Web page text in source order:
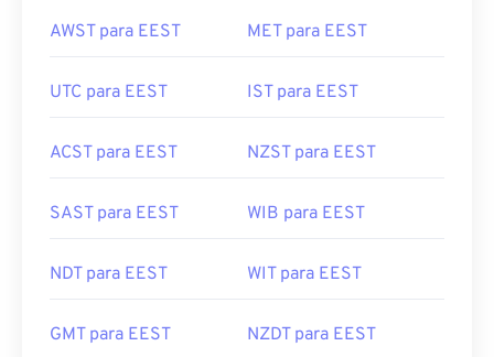
AWST para EEST MET para EEST
UTC para EEST IST para EEST
ACST para EEST NZST para EEST
SAST para EEST WIB para EEST
NDT para EEST WIT para EEST
GMT para EEST NZDT para EEST